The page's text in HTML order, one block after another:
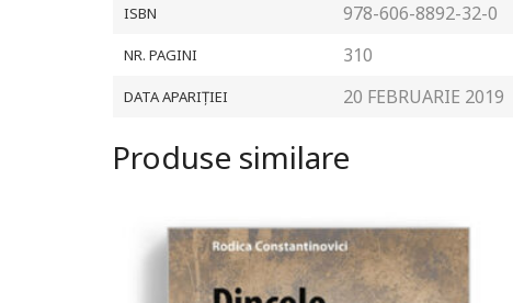
ISBN 978-606-8892-32-0
NR. PAGINI 310
DATA APARIȚIEI 20 FEBRUARIE 2019
Produse similare